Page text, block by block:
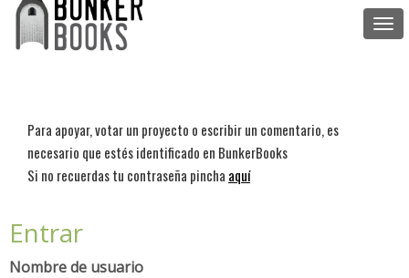
Para apoyar, votar un proyecto o escribir un comentario, es
necesario que estés identificado en BunkerBooks
Si no recuerdas tu contraseña pincha aquí
Entrar
Nombre de usuario